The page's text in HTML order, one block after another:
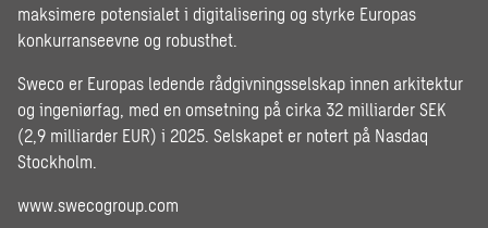
maksimere potensialet i digitalisering og styrke Europas
konkurranseevne og robusthet.
Sweco er Europas ledende rådgivningsselskap innen arkitektur
og ingeniørfag, med en omsetning på cirka 32 milliarder SEK
(2,9 milliarder EUR) i 2025. Selskapet er notert på Nasdaq
Stockholm.
www.swecogroup.com